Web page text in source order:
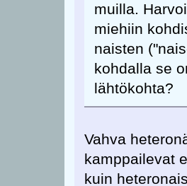
muilla.
miehiin
naisten
kohdalla se
lähtökohta?
Vahva
kamppailevat
kuin